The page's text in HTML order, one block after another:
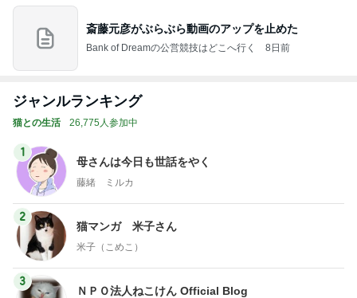
斎藤元彦がぶらぶら動画のアップを止めた
Bank of Dreamの公営競技はどこへ行く 8日前
ジャンルランキング
猫との生活 26,775人参加中
1
母さんは今日も世話をやく
藤緒 ミルカ
2
猫マンガ 米子さん
米子（こめこ）
3
ＮＰＯ法人ねこけん Official Blog